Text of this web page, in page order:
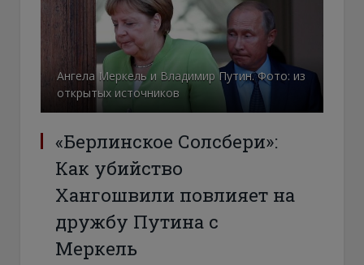
Ангела Меркель и Владимир Путин. Фото: из
открытых источников
«Берлинское Солсбери»:
Как убийство
Хангошвили повлияет на
дружбу Путина с
Меркель